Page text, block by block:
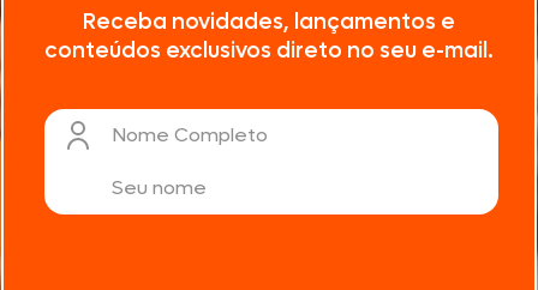
Receba novidades, lançamentos e
conteúdos exclusivos direto no seu e-mail.
Nome Completo